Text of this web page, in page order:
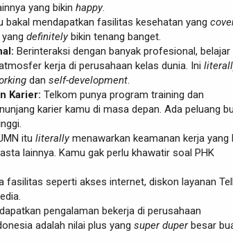
yang bikin happy.
bakal mendapatkan fasilitas kesehatan yang
definitelybikin tenang banget.
Berinteraksi dengan banyak profesional, belajar
kerja di perusahaan kelas dunia. Ini
dan self-development
Karier: Telkom punya program training dan
karier kamu di masa depan. Ada peluang
itu literallymenawarkan keamanan kerja yang
lainnya. Kamu gak perlu khawatir soal PHK
fasilitas seperti akses internet, diskon layanan
pengalaman bekerja di perusahaan
adalah nilai plus yang super duperbesar